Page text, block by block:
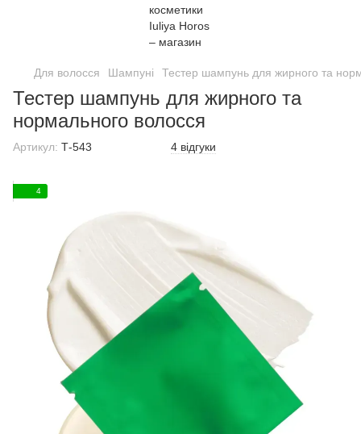
Для волосся Шампуні Тестер шампунь для жирного та
Тестер шампунь для жирного та
нормального волосся
Артикул: Т-543 4 відгуки
4